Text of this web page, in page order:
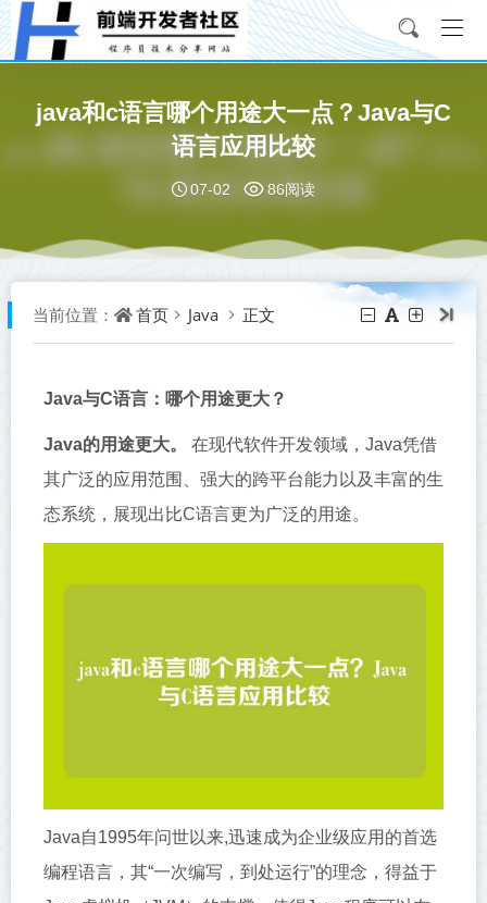
java和c语言哪个用途大一点？Java与C
语言应用比较
07-02 86阅读
当前位置： 首页 Java 正文
Java与C语言：哪个用途更大？
Java的用途更大。
在现代软件开发领域，Java凭借
其广泛的应用范围、强大的跨平台能力以及丰富的生
态系统，展现出比C语言更为广泛的用途。
Java自1995年问世以来,迅速成为企业级应用的首选
编程语言，其“一次编写，到处运行”的理念，得益于